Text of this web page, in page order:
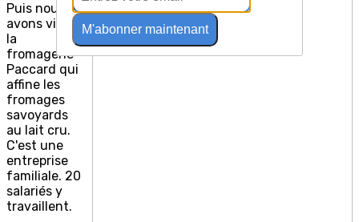
Puis nous
avons visité
la
fromagerie
Paccard qui
affine les
fromages
savoyards
au lait cru.
C'est une
entreprise
familiale. 20
salariés y
travaillent.
M'abonner maintenant